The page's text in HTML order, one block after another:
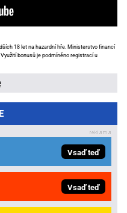
18 let na hazardní hře. Ministerstvo financí
bonusů je podmíněno registrací u
Vsaď teď
Vsaď teď